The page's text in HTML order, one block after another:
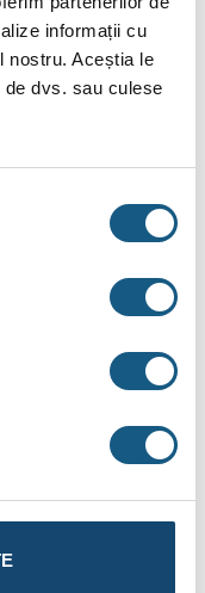
informații cu
nostru. Aceștia le
dvs. sau culese
lunare de la
erori de operare.